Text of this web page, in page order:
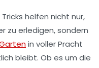
helfen nicht nur,
zu erledigen, sondern
in voller Pracht
bleibt. Ob es um die